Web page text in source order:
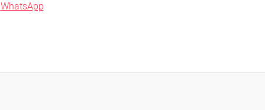
WhatsApp